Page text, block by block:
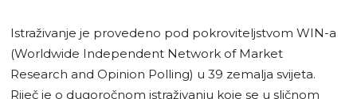
Istraživanje je provedeno pod pokroviteljstvom WIN-a
(Worldwide Independent Network of Market
Research and Opinion Polling) u 39 zemalja svijeta.
Riječ je o dugoročnom istraživanju koje se u sličnom